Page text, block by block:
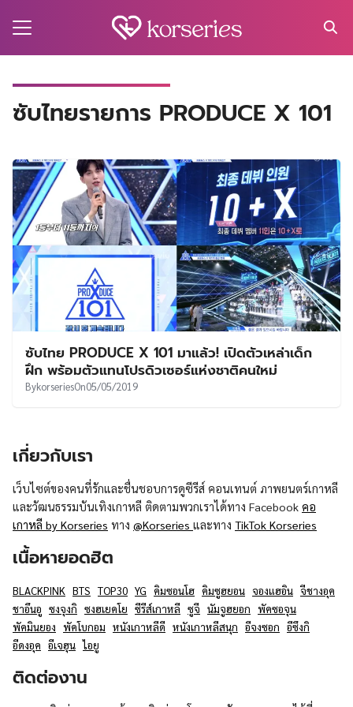
ซับไทยรายการ PRODUCE X 101
ซับไทย PRODUCE X 101 มาแล้ว! เปิดตัวเหล่าเด็ก
ฝึก พร้อมตัวแทนโปรดิวเซอร์แห่งชาติคนใหม่
BykorseriesOn05/05/2019
เกี่ยวกับเรา
เว็บไซต์ของคนที่รักและชื่นชอบการดูซีรีส์ คอนเทนต์ ภาพยนตร์เกาหลี
และวัฒนธรรมบันเทิงเกาหลี ติดตามพวกเราได้ทาง Facebook คอ
เกาหลี by Korseries ทาง @Korseries และทาง TikTok Korseries
เนื้อหายอดฮิต
BLACKPINK BTS TOP30 YG คิมซอนโฮ คิมซูฮยอน จองแฮอิน จีชางอุค
ชาอึนอู ซงจุงกิ ซงฮเยคโย ซีรีส์เกาหลี ซูจี นัมจูฮยอก พัคซอจุน
พัคมินยอง พัคโบกอม หนังเกาหลีดี หนังเกาหลีสนุก อีจงซอก อีซึงกิ
อีดงอุค อีเจฮุน ไอยู
ติดต่องาน